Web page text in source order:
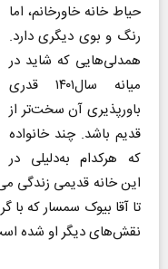
حیاط خانه خاورخانم، اما
رنگ و بوی دیگری دارد.
همدلی‌هایی که شاید در
میانه سال۱۴۰۱ قدری
باورپذیری آن سخت‌تر از
قدیم باشد. چند خانواده
که هرکدام به‌دلیلی در
این خانه قدیمی زندگی
تا آقا بیوک سمسار که با
نقش‌های دیگر او شده